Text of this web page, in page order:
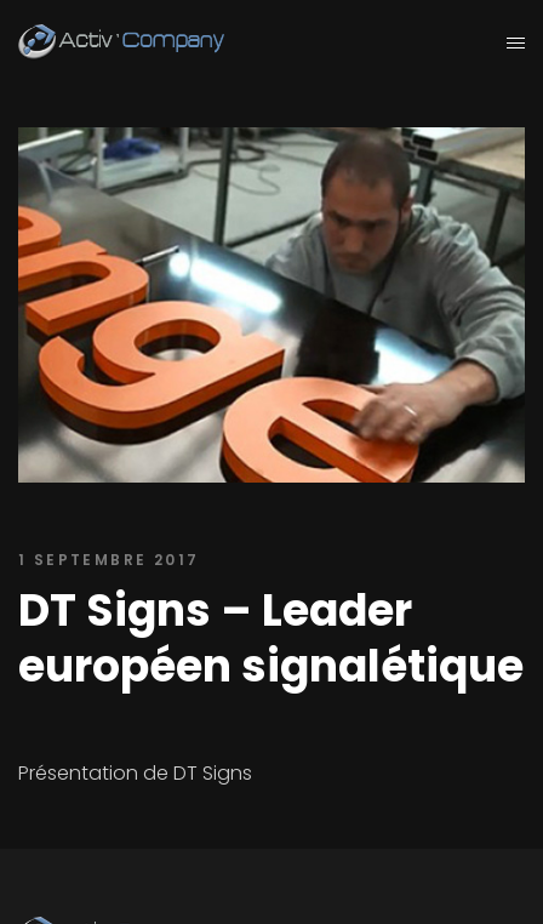
1 SEPTEMBRE 2017
DT Signs – Leader
européen signalétique
Présentation de DT Signs